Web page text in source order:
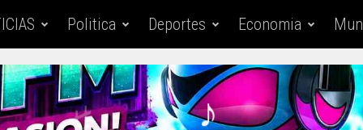
Politica Deportes Economia